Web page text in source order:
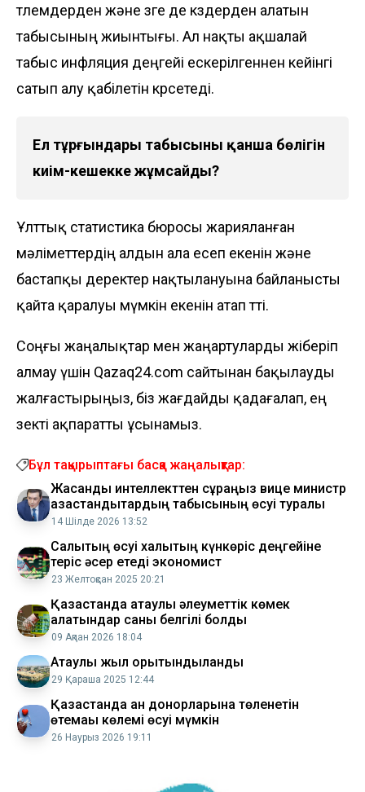
төлемдерден және өзге де көздерден алатын
табысының жиынтығы. Ал нақты ақшалай
табыс инфляция деңгейі ескерілгеннен кейінгі
сатып алу қабілетін көрсетеді.
Ел тұрғындары табысының қанша бөлігін
киім-кешекке жұмсайды?
Ұлттық статистика бюросы жарияланған
мәліметтердің алдын ала есеп екенін және
бастапқы деректер нақтылануына байланысты
қайта қаралуы мүмкін екенін атап өтті.
Соңғы жаңалықтар мен жаңартуларды жіберіп
алмау үшін Qazaq24.com сайтынан бақылауды
жалғастырыңыз, біз жағдайды қадағалап, ең
өзекті ақпаратты ұсынамыз.
Бұл тақырыптағы басқа жаңалықтар:
Жасанды интеллекттен сұраңыз вице министр
қазақстандықтардың табысының өсуі туралы
14 Шілде 2026 13:52
Салықтың өсуі халықтың күнкөріс деңгейіне
теріс әсер етеді экономист
23 Желтоқсан 2025 20:21
Қазақстанда атаулы әлеуметтік көмек
алатындар саны белгілі болды
09 Ақпан 2026 18:04
Атаулы жыл қорытындыланды
29 Қараша 2025 12:44
Қазақстанда қан донорларына төленетін
өтемақы көлемі өсуі мүмкін
26 Наурыз 2026 19:11